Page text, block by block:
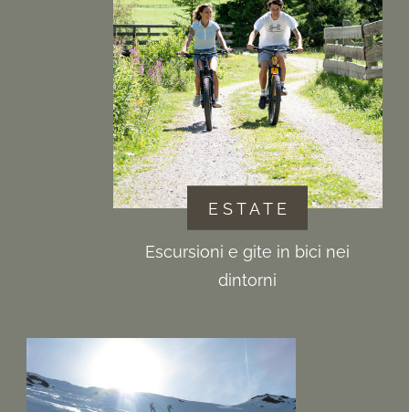
E S T A T E
Escursioni e gite in bici nei
dintorni